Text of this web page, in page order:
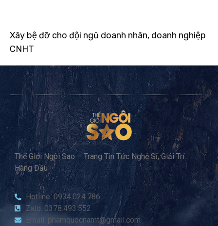
Xây bệ đỡ cho đội ngũ doanh nhân, doanh nghiệp
CNHT
Thế Giới Ngôi Sao – Trang Tin Tức Nghệ Sĩ, Giải Trí
Hàng Đầu
Hotline: 0934.024.786
Zalo: 0378.493.552
Email: phamquocnamt@gmail.com